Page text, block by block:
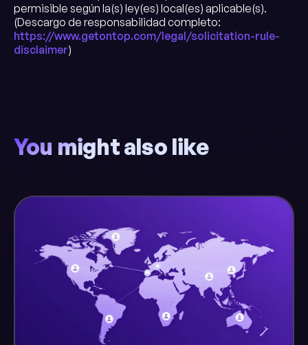
permisible según la(s) ley(es) local(es) aplicable(s).
(Descargo de responsabilidad completo:
https://www.getontop.com/legal/solicitation-rule-
disclaimer)
You might also like